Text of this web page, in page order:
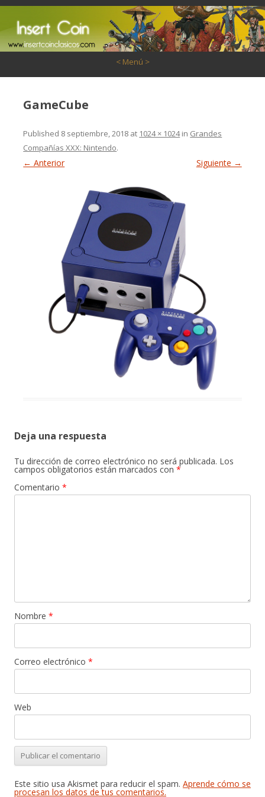
< Menú >
GameCube
Published 8 septiembre, 2018 at 1024 × 1024in Grandes
Compañías XXX: Nintendo.
← Anterior Siguiente →
Deja una respuesta
Tu dirección de correo electrónico no será publicada. Los
campos obligatorios están marcados con *
Comentario *
Nombre *
Correo electrónico *
Web
Este sitio usa Akismet para reducir el spam. Aprende cómo se
procesan los datos de tus comentarios.